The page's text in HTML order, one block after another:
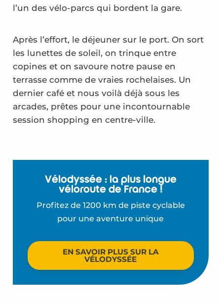
l’un des vélo-parcs qui bordent la gare.
Après l’effort, le déjeuner sur le port. On sort
les lunettes de soleil, on trinque entre
copines et on savoure notre pause en
terrasse comme de vraies rochelaises. Un
dernier café et nous voilà déjà sous les
arcades, prêtes pour une incontournable
session shopping en centre-ville.
Vélodyssée : la plus longue
véloroute de France !
Profitez de 1200 km de piste cyclable
pour une aventure unique
EN SAVOIR PLUS SUR LA
VÉLODYSSÉE